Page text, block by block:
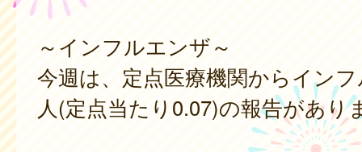
～インフルエンザ～
今週は、定点医療機関からイン
人(定点当たり0.07)の報告があり